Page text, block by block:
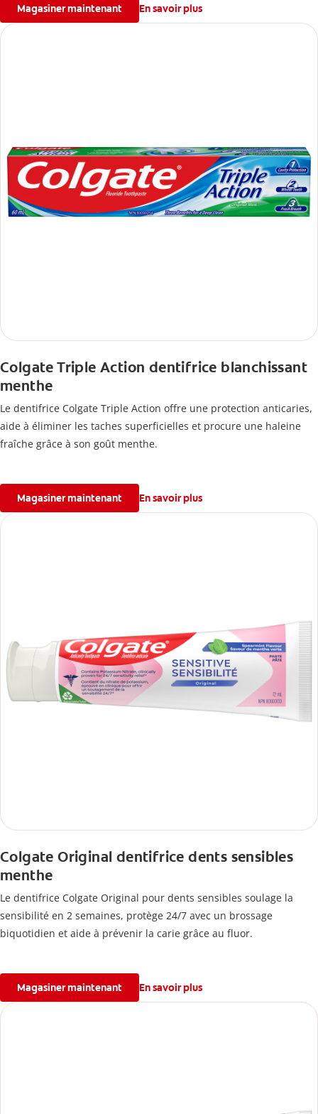
conserver. Pour en savoir plus sur ce produit, veuillez consulter le
site http://www.colgate.ca.
Magasiner maintenant En savoir plus
Colgate Triple Action dentifrice blanchissant
menthe
Le dentifrice Colgate Triple Action offre une protection anticaries,
aide à éliminer les taches superficielles et procure une haleine
fraîche grâce à son goût menthe.
Magasiner maintenant En savoir plus
Colgate Original dentifrice dents sensibles
menthe
Le dentifrice Colgate Original pour dents sensibles soulage la
sensibilité en 2 semaines, protège 24/7 avec un brossage
biquotidien et aide à prévenir la carie grâce au fluor.
Magasiner maintenant En savoir plus